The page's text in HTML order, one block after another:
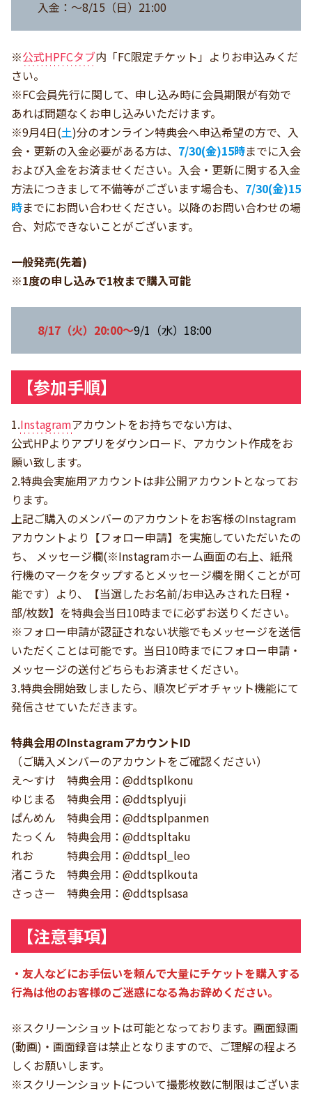
入金：～8/15（日）21:00
※公式HPFCタブ内「FC限定チケット」よりお申込みくだ
さい。
※FC会員先行に関して、申し込み時に会員期限が有効で
あれば問題なくお申し込みいただけます。
※9月4日(土)分のオンライン特典会へ申込希望の方で、入
会・更新の入金必要がある方は、 7/30(金)15時までに入会
および入金をお済ませください。入会・更新に関する入金
方法につきまして不備等がございます場合も、 7/30(金)15
時までにお問い合わせください。以降のお問い合わせの場
合、対応できないことがございます。
一般発売(先着)
※1度の申し込みで1枚まで購入可能
8/17（火）20:00～9/1（水）18:00
【参加手順】
1.Instagramアカウントをお持ちでない方は、
公式HPよりアプリをダウンロード、アカウント作成をお
願い致します。
2.特典会実施用アカウントは非公開アカウントとなってお
ります。
上記ご購入のメンバーのアカウントをお客様のInstagram
アカウントより【フォロー申請】を実施していただいたの
ち、 メッセージ欄(※Instagramホーム画面の右上、紙飛
行機のマークをタップするとメッセージ欄を開くことが可
能です）より、【当選したお名前/お申込みされた日程・
部/枚数】を特典会当日10時までに必ずお送りください。
※フォロー申請が認証されない状態でもメッセージを送信
いただくことは可能です。当日10時までにフォロー申請・
メッセージの送付どちらもお済ませください。
3.特典会開始致しましたら、順次ビデオチャット機能にて
発信させていただきます。
特典会用のInstagramアカウントID
（ご購入メンバーのアカウントをご確認ください）
え～すけ 特典会用：@ddtsplkonu
ゆじまる 特典会用：@ddtsplyuji
ぱんめん 特典会用：@ddtsplpanmen
たっくん 特典会用：@ddtspltaku
れお 特典会用：@ddtspl_leo
渚こうた 特典会用：@ddtsplkouta
さっさー 特典会用：@ddtsplsasa
【注意事項】
・友人などにお手伝いを頼んで大量にチケットを購入する
行為は他のお客様のご迷惑になる為お辞めください。
※スクリーンショットは可能となっております。画面録画
(動画)・画面録音は禁止となりますので、ご理解の程よろ
しくお願いします。
※スクリーンショットについて撮影枚数に制限はございま